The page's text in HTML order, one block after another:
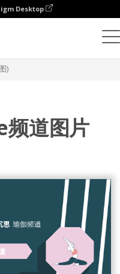
Desktop
)
道图片